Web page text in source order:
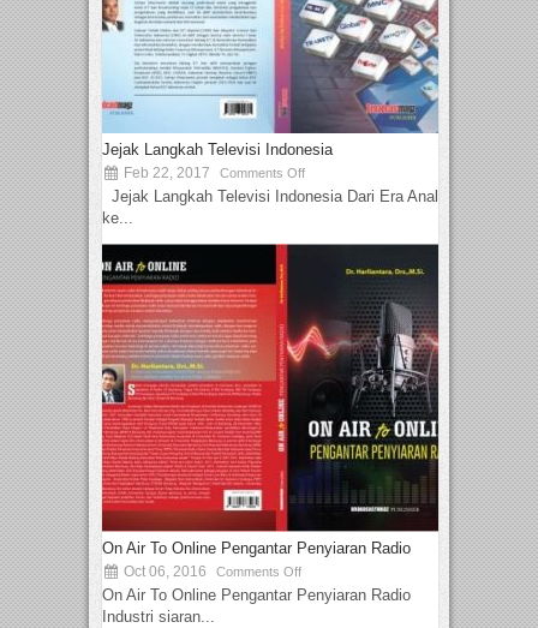
Jejak Langkah Televisi Indonesia
Feb 22, 2017 Comments Off
Jejak Langkah Televisi Indonesia Dari Era Analog
ke...
On Air To Online Pengantar Penyiaran Radio
Oct 06, 2016 Comments Off
On Air To Online Pengantar Penyiaran Radio
Industri siaran...